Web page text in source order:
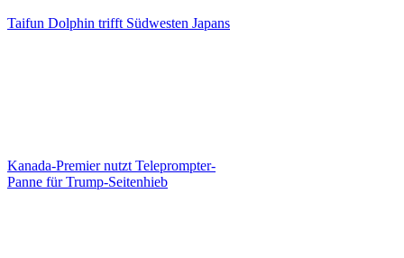
Taifun Dolphin trifft Südwesten Japans
Kanada-Premier nutzt Teleprompter-
Panne für Trump-Seitenhieb